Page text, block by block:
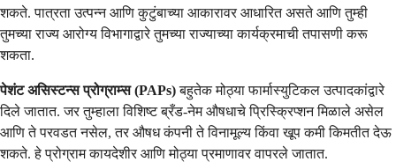
शकते. पात्रता उत्पन्न आणि कुटुंबाच्या आकारावर आधारित असते आणि तुम्ही
तुमच्या राज्य आरोग्य विभागाद्वारे तुमच्या राज्याच्या कार्यक्रमाची तपासणी करू
शकता.
पेशंट असिस्टन्स प्रोग्राम्स (PAPs)बहुतेक मोठ्या फार्मास्युटिकल उत्पादकांद्वारे
दिले जातात. जर तुम्हाला विशिष्ट ब्रँड-नेम औषधाचे प्रिस्क्रिप्शन मिळाले असेल
आणि ते परवडत नसेल, तर औषध कंपनी ते विनामूल्य किंवा खूप कमी किमतीत देऊ
शकते. हे प्रोग्राम कायदेशीर आणि मोठ्या प्रमाणावर वापरले जातात.